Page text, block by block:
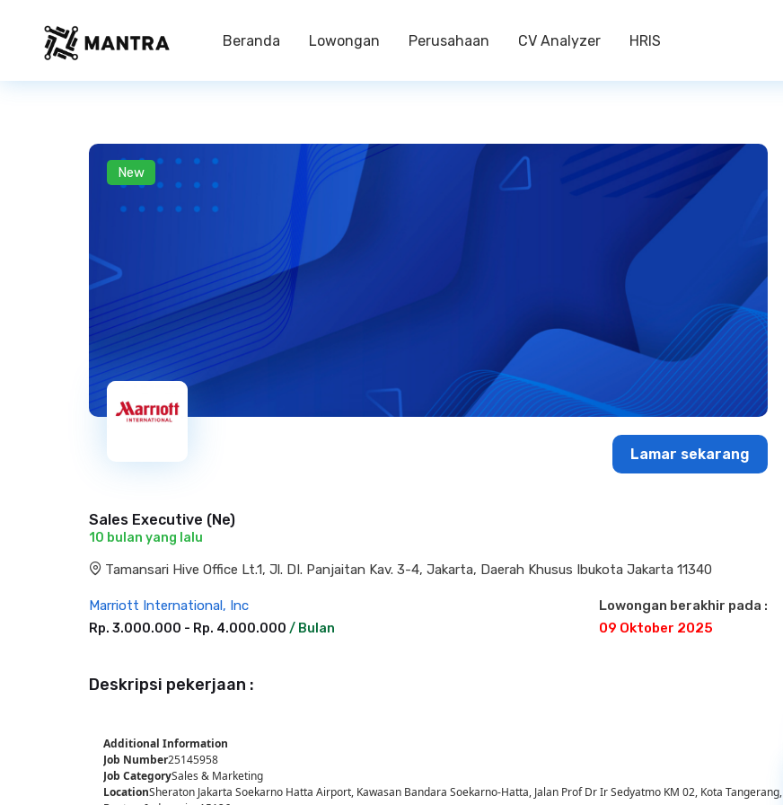
Beranda Lowongan Perusahaan CV Analyzer HRIS
New
Sales Executive (Ne)
10 bulan yang lalu
Tamansari Hive Office Lt.1, Jl. DI. Panjaitan Kav. 3-4, Jakarta, Daerah Khusus Ibukota Jakarta 11340
Marriott International, Inc
Rp. 3.000.000 - Rp. 4.000.000 / Bulan
Lowongan berakhir pada :
09 Oktober 2025
Lamar sekarang
Deskripsi pekerjaan :
Additional Information
Job Number25145958
Job CategorySales & Marketing
LocationSheraton Jakarta Soekarno Hatta Airport, Kawasan Bandara Soekarno-Hatta, Jalan Prof Dr Ir Sedyatmo KM 02, Kota Tangerang,